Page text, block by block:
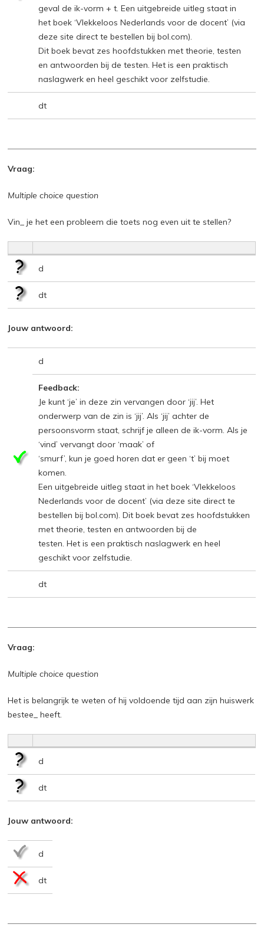
geval de ik-vorm + t. Een uitgebreide uitleg staat in
het boek ‘Vlekkeloos Nederlands voor de docent’ (via
deze site direct te bestellen bij bol.com).
Dit boek bevat zes hoofdstukken met theorie, testen
en antwoorden bij de testen. Het is een praktisch
naslagwerk en heel geschikt voor zelfstudie.
dt
Vraag:
Multiple choice question
Vin_ je het een probleem die toets nog even uit te stellen?
d
dt
Jouw antwoord:
d
Feedback:
Je kunt ‘je’ in deze zin vervangen door ‘jij’. Het
onderwerp van de zin is ‘jij’. Als ‘jij’ achter de
persoonsvorm staat, schrijf je alleen de ik-vorm. Als je
‘vind’ vervangt door ‘maak’ of
‘smurf’, kun je goed horen dat er geen ‘t’ bij moet
komen.
Een uitgebreide uitleg staat in het boek ‘Vlekkeloos
Nederlands voor de docent’ (via deze site direct te
bestellen bij bol.com). Dit boek bevat zes hoofdstukken
met theorie, testen en antwoorden bij de
testen. Het is een praktisch naslagwerk en heel
geschikt voor zelfstudie.
dt
Vraag:
Multiple choice question
Het is belangrijk te weten of hij voldoende tijd aan zijn huiswerk
bestee_ heeft.
d
dt
Jouw antwoord:
d
dt